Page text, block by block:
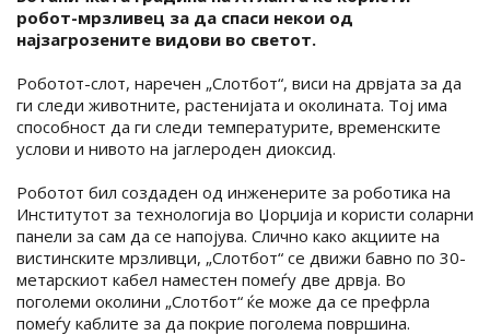
робот-мрзливец за да спаси некои од
најзагрозeните видови во светот.
Роботот-слот, наречен „Слотбот“, виси на дрвјата за да
ги следи животните, растенијата и околината. Тој има
способност да ги следи температурите, временските
услови и нивото на јаглероден диоксид.
Роботот бил создаден од инженерите за роботика на
Институтот за технологија во Џорџија и користи соларни
панели за сам да се напојува. Слично како акциите на
вистинските мрзливци, „Слотбот“ се движи бавно по 30-
метарскиот кабел наместен помеѓу две дрвја. Во
поголеми околини „Слотбот“ ќе може да се префрла
помеѓу каблите за да покрие поголема површина.